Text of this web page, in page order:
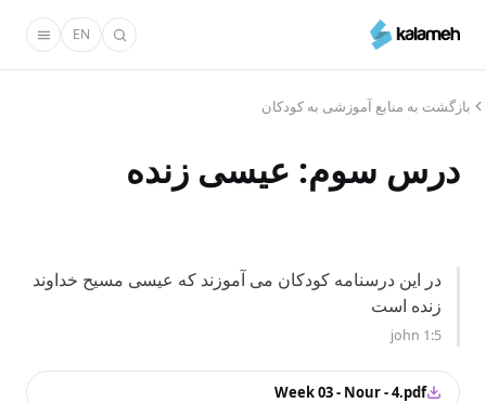
محتوای
EN
بازگشت به منابع آموزشی به کودکان
درس سوم: عیسی زنده
در این درسنامه کودکان می آموزند که عیسی مسیح خداوند
زنده است
john 1:5
Week 03 - Nour - 4.pdf